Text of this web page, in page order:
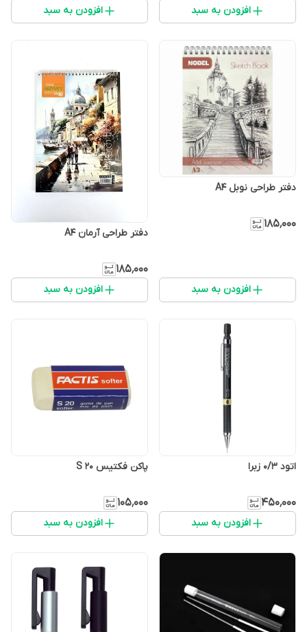
افزودن به سبد افزودن به سبد
دفتر طراحی نوبل A4
۱۸۵٬۰۰۰
افزودن به سبد
دفتر طراحی آرمان A4
۱۸۵٬۰۰۰
افزودن به سبد
اتود ۰/۳ زبرا
۴۵۰٬۰۰۰
افزودن به سبد
پاکن فکتیس S 20
۱۰۵٬۰۰۰
افزودن به سبد